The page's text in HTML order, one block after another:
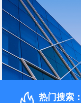
热门搜索：